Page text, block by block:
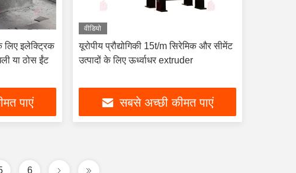
लिए इलेक्ट्रिक
या ठोस ईंट
पाएं
वीडियो
यूरोपीय प्रौद्योगिकी 15t/m सिरेमिक और सीमेंट
उत्पादों के लिए ऊर्ध्वाधर extruder
सबसे अच्छी कीमत पाएं
6